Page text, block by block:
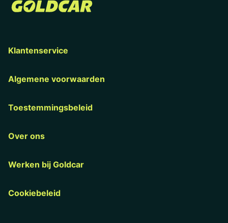
Klantenservice
Algemene voorwaarden
Toestemmingsbeleid
Over ons
Werken bij Goldcar
Cookiebeleid